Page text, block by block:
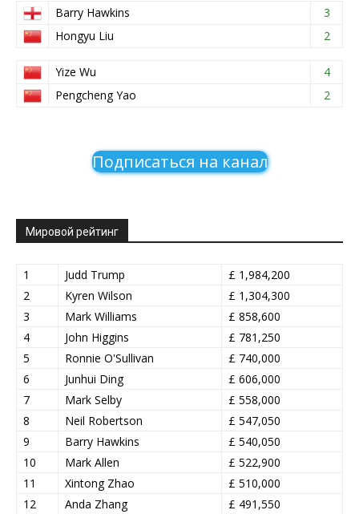
Barry Hawkins
3
Hongyu Liu
2
Yize Wu
4
Pengcheng Yao
2
Подписаться на канал
Мировой рейтинг
1 Judd Trump
£ 1,984,200
2
Kyren Wilson
£ 1,304,300
3
Mark Williams
£ 858,600
4
John Higgins
£ 781,250
5
Ronnie O'Sullivan
£ 740,000
6
Junhui Ding
£ 606,000
7
Mark Selby
£ 558,000
8
Neil Robertson
£ 547,050
9
Barry Hawkins
£ 540,050
10
Mark Allen
£ 522,900
11
Xintong Zhao
£ 510,000
12
Anda Zhang £ 491,550